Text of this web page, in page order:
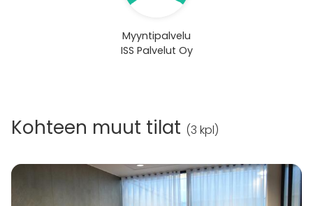
Myyntipalvelu
ISS Palvelut Oy
Kohteen muut tilat (3 kpl)